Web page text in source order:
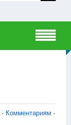
· Комментариям ·